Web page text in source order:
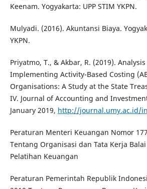
Keenam. Yogyakarta: UPP STIM YKPN.
Mulyadi. (2016). Akuntansi Biaya.
YKPN.
Priyatmo, T., & Akbar, R. (2019).
Implementing Activity-Based Costing
Organisations: A Study at the State
IV. Journal of Accounting and
January 2019, http://journal.umy.ac.id/
Peraturan Menteri Keuangan Nomor
Tentang Organisasi dan Tata Kerja
Pelatihan Keuangan
Peraturan Pemerintah Republik